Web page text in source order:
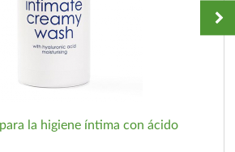
la higiene íntima con ácido